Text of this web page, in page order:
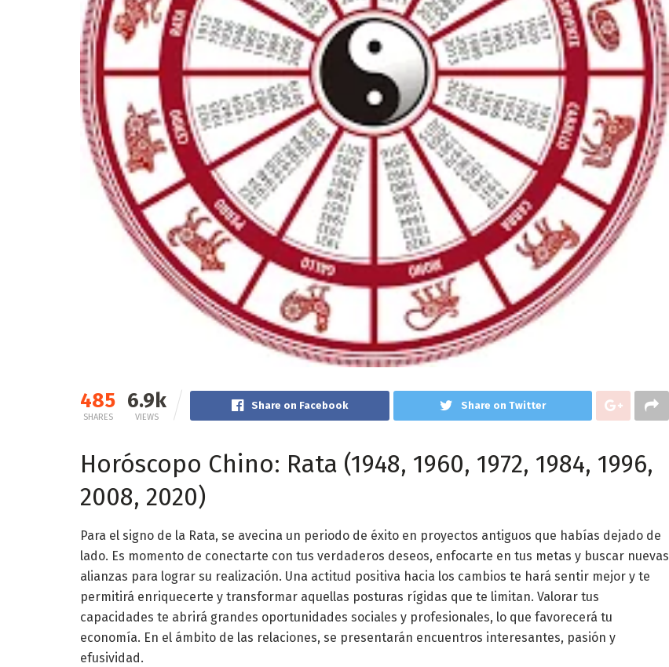
485
SHARES
6.9k
VIEWS
Share on Facebook Share on Twitter
Horóscopo Chino: Rata (1948, 1960, 1972, 1984, 1996,
2008, 2020)
Para el signo de la Rata, se avecina un periodo de éxito en proyectos antiguos que habías dejado de
lado. Es momento de conectarte con tus verdaderos deseos, enfocarte en tus metas y buscar nuevas
alianzas para lograr su realización. Una actitud positiva hacia los cambios te hará sentir mejor y te
permitirá enriquecerte y transformar aquellas posturas rígidas que te limitan. Valorar tus
capacidades te abrirá grandes oportunidades sociales y profesionales, lo que favorecerá tu
economía. En el ámbito de las relaciones, se presentarán encuentros interesantes, pasión y
efusividad.